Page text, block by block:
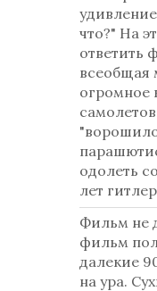
что?" На
ответить
всеобщая
огромное
одолеть
лет
Фильм не
фильм
далекие
на ура.